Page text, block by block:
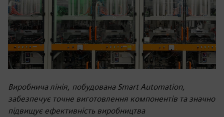
Виробнича лінія, побудована Smart Automation,
забезпечує точне виготовлення компонентів та значно
підвищує ефективність виробництва